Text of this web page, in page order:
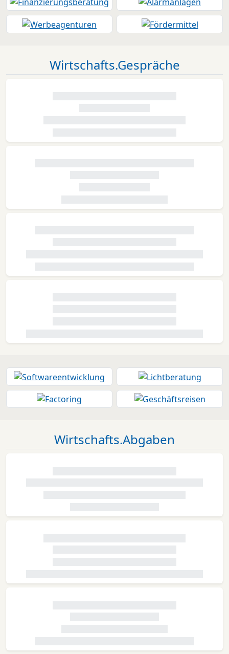
Wirtschafts.Gespräche
Wirtschafts.Abgaben